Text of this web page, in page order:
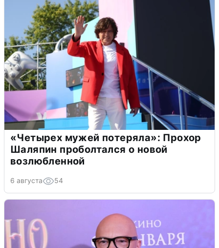
«Четырех мужей потеряла»: Прохор
Шаляпин проболтался о новой
возлюбленной
6 августа 54